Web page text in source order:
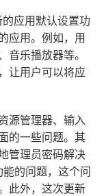
的应用默认设置功
应用。例如，用
音乐播放器等。
让用户可以将应
源管理器、输入
的一些问题。其
管理员密码解决
能的问题，这个问
此外，这次更新